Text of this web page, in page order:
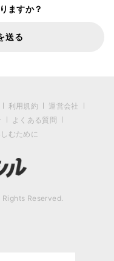
ますか？
送る
利用規約
運営会社
よくある質問
むために
Reserved.